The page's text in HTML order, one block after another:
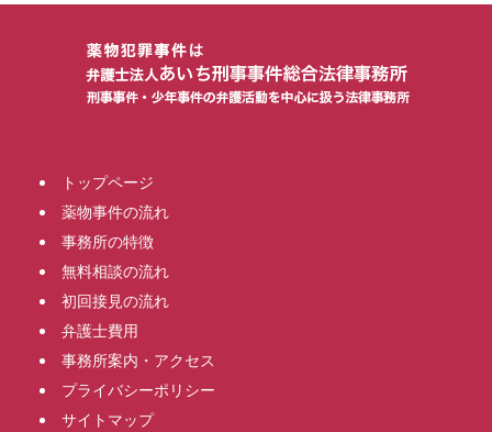
トップページ
薬物事件の流れ
事務所の特徴
無料相談の流れ
初回接見の流れ
弁護士費用
事務所案内・アクセス
プライバシーポリシー
サイトマップ